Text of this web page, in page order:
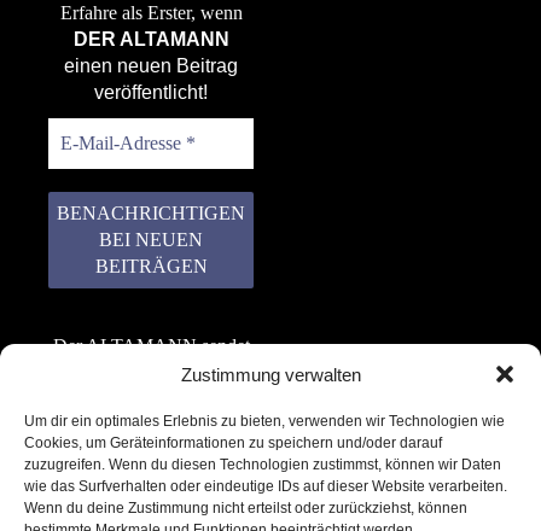
Zustimmung verwalten
Um dir ein optimales Erlebnis zu bieten, verwenden wir Technologien wie
Cookies, um Geräteinformationen zu speichern und/oder darauf
zuzugreifen. Wenn du diesen Technologien zustimmst, können wir Daten
wie das Surfverhalten oder eindeutige IDs auf dieser Website verarbeiten.
Wenn du deine Zustimmung nicht erteilst oder zurückziehst, können
Erfahre als Erster, wenn
DER ALTAMANN
einen neuen Beitrag
veröffentlicht!
Der ALTAMANN sendet
keinen Spam! Er gibt
weiter. Erfahre mehr in
unserer
Datenschutzerklärung.